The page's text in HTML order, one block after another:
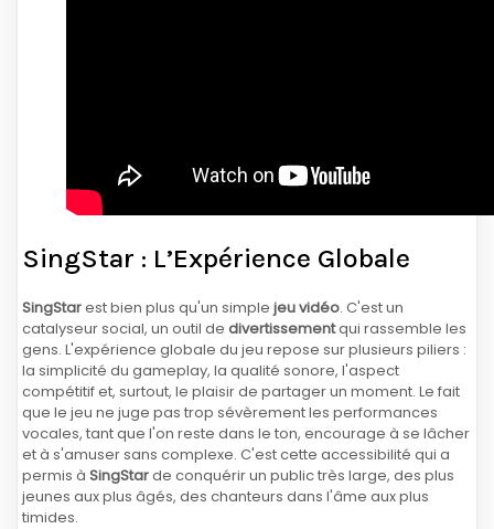
SingStar : L’Expérience Globale
SingStarest bien plus qu'un simple jeu vidéo. C'est un
catalyseur social, un outil de divertissementqui rassemble les
gens. L'expérience globale du jeu repose sur plusieurs piliers :
la simplicité du gameplay, la qualité sonore, l'aspect
compétitif et, surtout, le plaisir de partager un moment. Le fait
que le jeu ne juge pas trop sévèrement les performances
vocales, tant que l'on reste dans le ton, encourage à se lâcher
et à s'amuser sans complexe. C'est cette accessibilité qui a
permis à SingStarde conquérir un public très large, des plus
jeunes aux plus âgés, des chanteurs dans l'âme aux plus
timides.